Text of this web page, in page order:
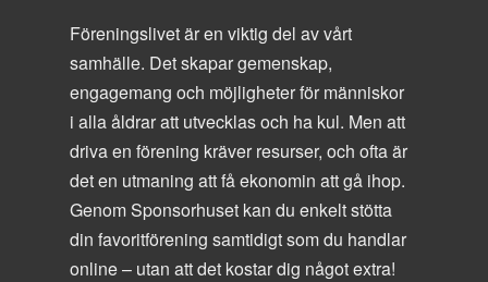
Föreningslivet är en viktig del av vårt
samhälle. Det skapar gemenskap,
engagemang och möjligheter för människor
i alla åldrar att utvecklas och ha kul. Men att
driva en förening kräver resurser, och ofta är
det en utmaning att få ekonomin att gå ihop.
Genom Sponsorhuset kan du enkelt stötta
din favoritförening samtidigt som du handlar
online – utan att det kostar dig något extra!